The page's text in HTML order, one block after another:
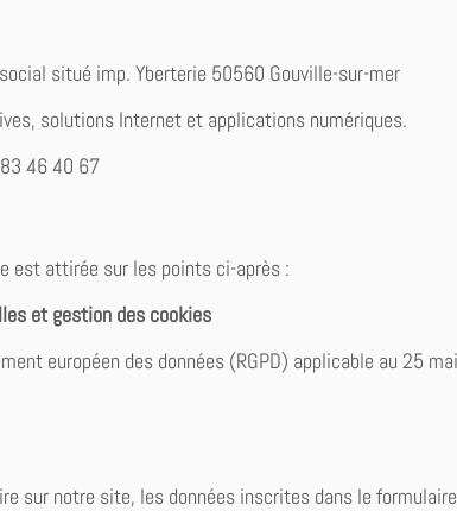
situé imp. Yberterie 50560 Gouville-sur-mer
solutions Internet et applications numériques.
46 40 67
est attirée sur les points ci-après :
et gestion des cookies
européen des données (RGPD) applicable au 25
sur notre site, les données inscrites dans le